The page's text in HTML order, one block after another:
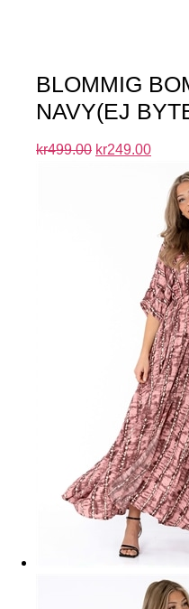
BLOMMIG
NAVY(EJ
kr499.00 kr249.00